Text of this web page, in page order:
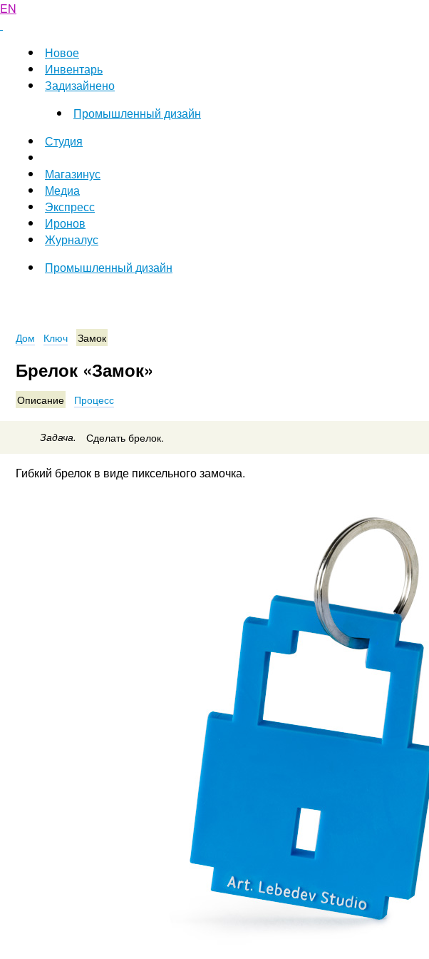
EN
Новое
Инвентарь
Задизайнено
Промышленный дизайн
Студия
Магазинус
Медиа
Экспресс
Иронов
Журналус
Промышленный дизайн
Дом Ключ Замок
Брелок «Замок»
Описание Процесс
Задача. Сделать брелок.
Гибкий брелок в виде пиксельного замочка.